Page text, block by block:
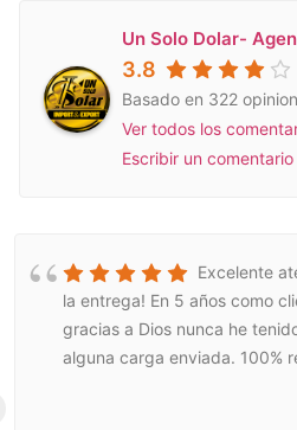
3.8
Basado en 322
Ver todos los
Escribir un comentario
Excelente
la entrega! En 5 años como
gracias a Dios nunca he
alguna carga enviada. 100%